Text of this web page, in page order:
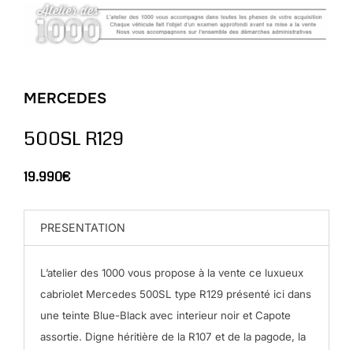
MERCEDES
500SL R129
19.990€
PRESENTATION
L’atelier des 1000 vous propose à la vente ce luxueux
cabriolet Mercedes 500SL type R129 présenté ici dans
une teinte Blue-Black avec interieur noir et Capote
assortie. Digne héritière de la R107 et de la pagode, la